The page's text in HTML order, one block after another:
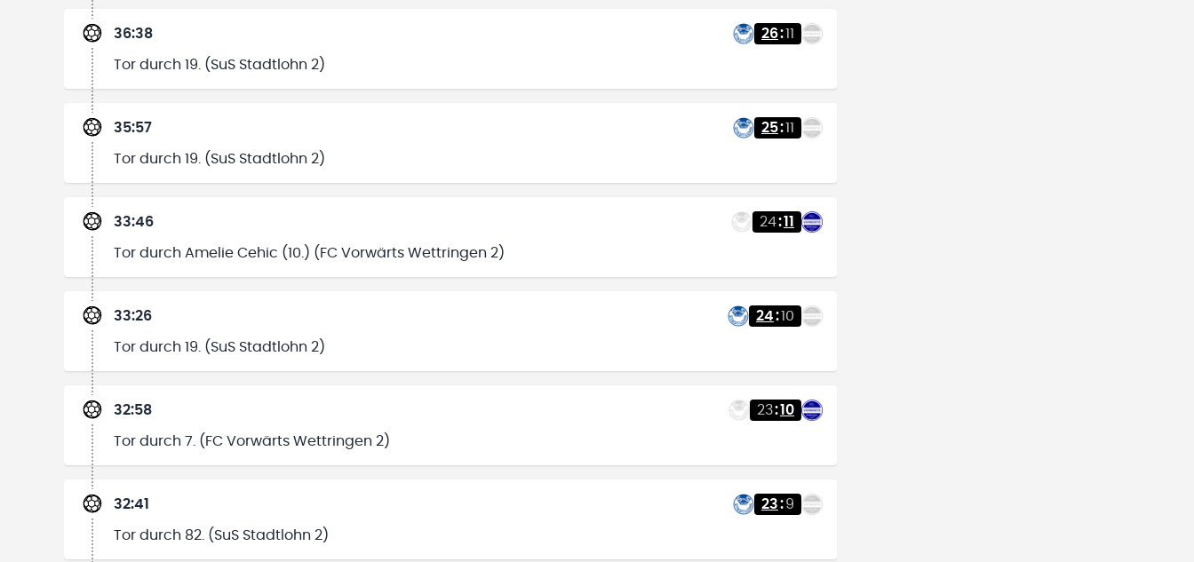
36:38 26:11
Tor durch 19. (SuS Stadtlohn 2)
35:57 25:11
Tor durch 19. (SuS Stadtlohn 2)
33:46 24:11
Tor durch Amelie Cehic (10.) (FC Vorwärts Wettringen 2)
33:26 24:10
Tor durch 19. (SuS Stadtlohn 2)
32:58 23:10
Tor durch 7. (FC Vorwärts Wettringen 2)
32:41 23:9
Tor durch 82. (SuS Stadtlohn 2)